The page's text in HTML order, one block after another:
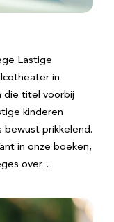
Lastige
in
die titel voorbij
kinderen
bewust prikkelend.
in onze boeken,
over…